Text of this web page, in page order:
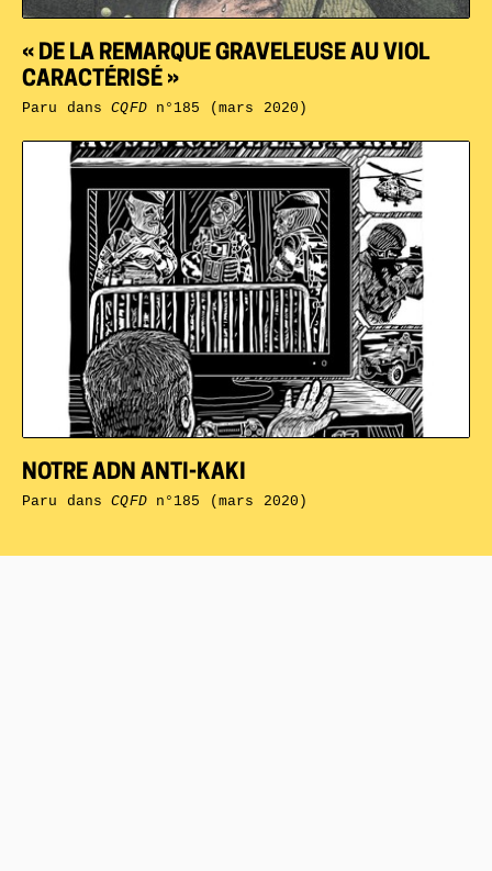
NOTRE ADN ANTI-KAKI
Paru dansCQFDn°185 (mars 2020)
« DE LA REMARQUE GRAVELEUSE AU VIOL
CARACTÉRISÉ »
Paru dansCQFDn°185 (mars 2020)